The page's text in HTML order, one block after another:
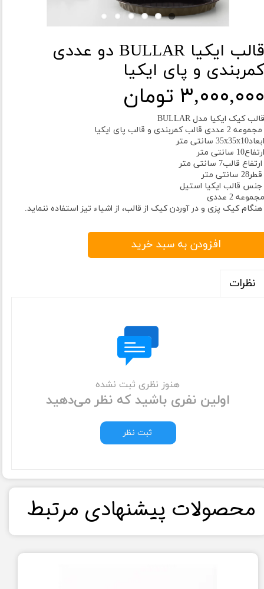
قالب ایکیا BULLAR دو عددی
کمربندی و پای ایکیا
۳,۰۰۰,۰۰۰ تومان
قالب کیک ایکیا مدل BULLAR
مجموعه 2 عددی قالب کمربندی و قالب پای ایکیا
ابعاد35x35x10 سانتی متر
ارتفاع10 سانتی متر
ارتفاع قالب7 سانتی متر
قطر28 سانتی متر
جنس قالب ایکیا استیل
مجموعه 2 عددی
هنگام کیک پزی و در آوردن کیک از قالب، از اشیاء تیز استفاده ننماید.
افزودن به سبد خرید
نظرات
هنوز نظری ثبت نشده
اولین نفری باشید که نظر می‌دهید
ثبت نظر
​محصولات پیشنهادی مرتبط​​​​​​​